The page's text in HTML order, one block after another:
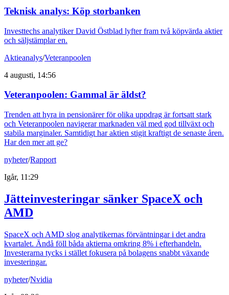
Teknisk analys: Köp storbanken
Investtechs analytiker David Östblad lyfter fram två köpvärda aktier
och säljstämplar en.
Aktieanalys/Veteranpoolen
4 augusti, 14:56
Veteranpoolen: Gammal är äldst?
Trenden att hyra in pensionärer för olika uppdrag är fortsatt stark
och Veteranpoolen navigerar marknaden väl med god tillväxt och
stabila marginaler. Samtidigt har aktien stigit kraftigt de senaste åren.
Har den mer att ge?
nyheter/Rapport
Igår, 11:29
Jätteinvesteringar sänker SpaceX och
AMD
SpaceX och AMD slog analytikernas förväntningar i det andra
kvartalet. Ändå föll båda aktierna omkring 8% i efterhandeln.
Investerarna tycks i stället fokusera på bolagens snabbt växande
investeringar.
nyheter/Nvidia